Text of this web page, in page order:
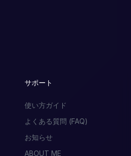
サポート
使い方ガイド
よくある質問 (FAQ)
お知らせ
ABOUT ME